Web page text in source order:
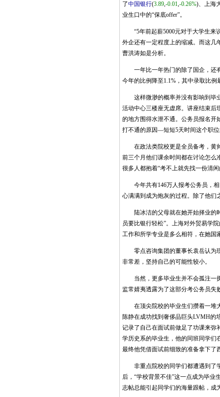
了中国银行(3.89,-0.01,-0.26%)、上海
业生口中的“保底offer”。
“5年前起薪5000元对于大学生来
外企还有一定程度上的缩减。而这几
曹洪涛如是分析。
一年比一年热门的除了国企，还有
今年的比例降至1.1%，其中录取比
这样微渺的概率并没有影响到毕业
活动中心三楼座无虚席。讲座结束后
的地方围得水泄不通。公务员报名开
打不通的原因—短短5天时间这个职
在政法类院校更是全员备考，黄帅
前三个月他们课余时间都在讨论怎么
很多人都抱着“考不上就先找一份清
今年共有146万人报考公务员，相
心满满到成为炮灰的过程。除了他们
陆冰洁的父母就在她开始择业的时
员要比银行轻松”。上海对外贸易学
工作和所学专业是多么相符，在她国
零点咨询集团的董事长袁岳认为现
非常差，坚持自己的可能性较小。
当然，更多毕业生并不会孤注一掷
监常婧夷透露为了这部分考公务员
在顶尖院校的毕业生们攒着一堆大
陈静在成功找到奢侈品巨头LVMH的
记录了自己在面试前做足了功课来弥
学历史系的毕业生，他的同班同学们
最终他凭借面试前细致的准备拿
非重点院校的同学们都遭遇到了学
后，“学校背景不佳”这一点成为毕业
志帖总能引起同学们的海量跟帖，成